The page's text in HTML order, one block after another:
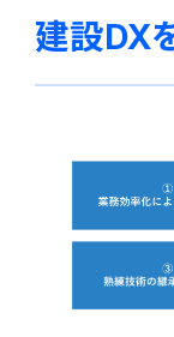
建設DX